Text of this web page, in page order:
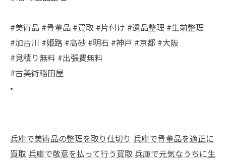
#美術品 #骨董品 #買取 #片付け #遺品整理 #生前整理
#加古川 #姫路 #高砂 #明石 #神戸 #京都 #大阪
#見積り無料 #出張費無料
#古美術稲田屋
•
兵庫で美術品の整理を取り仕切り 兵庫で骨董品を適正に
買取 兵庫で敬意を払って行う買取 兵庫で元気なうちに生